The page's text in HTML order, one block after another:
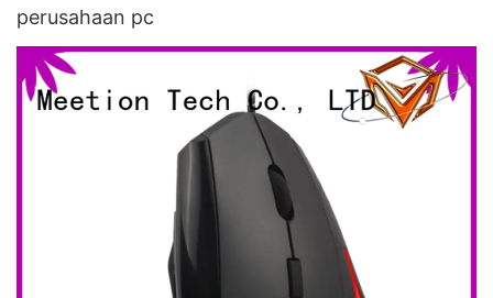
perusahaan pc